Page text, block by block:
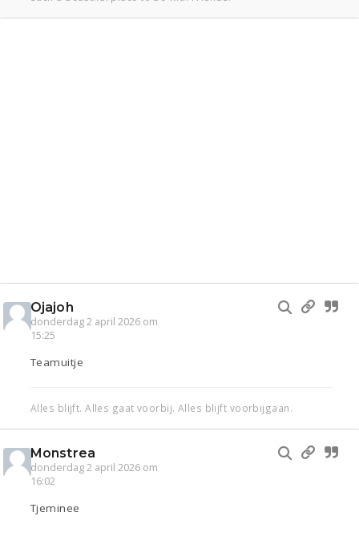
Ojajoh
donderdag 2 april 2026 om
15:25
Teamuitje
Alles blijft. Alles gaat voorbij. Alles blijft voorbijgaan.
Monstrea
donderdag 2 april 2026 om
16:02
Tjeminee